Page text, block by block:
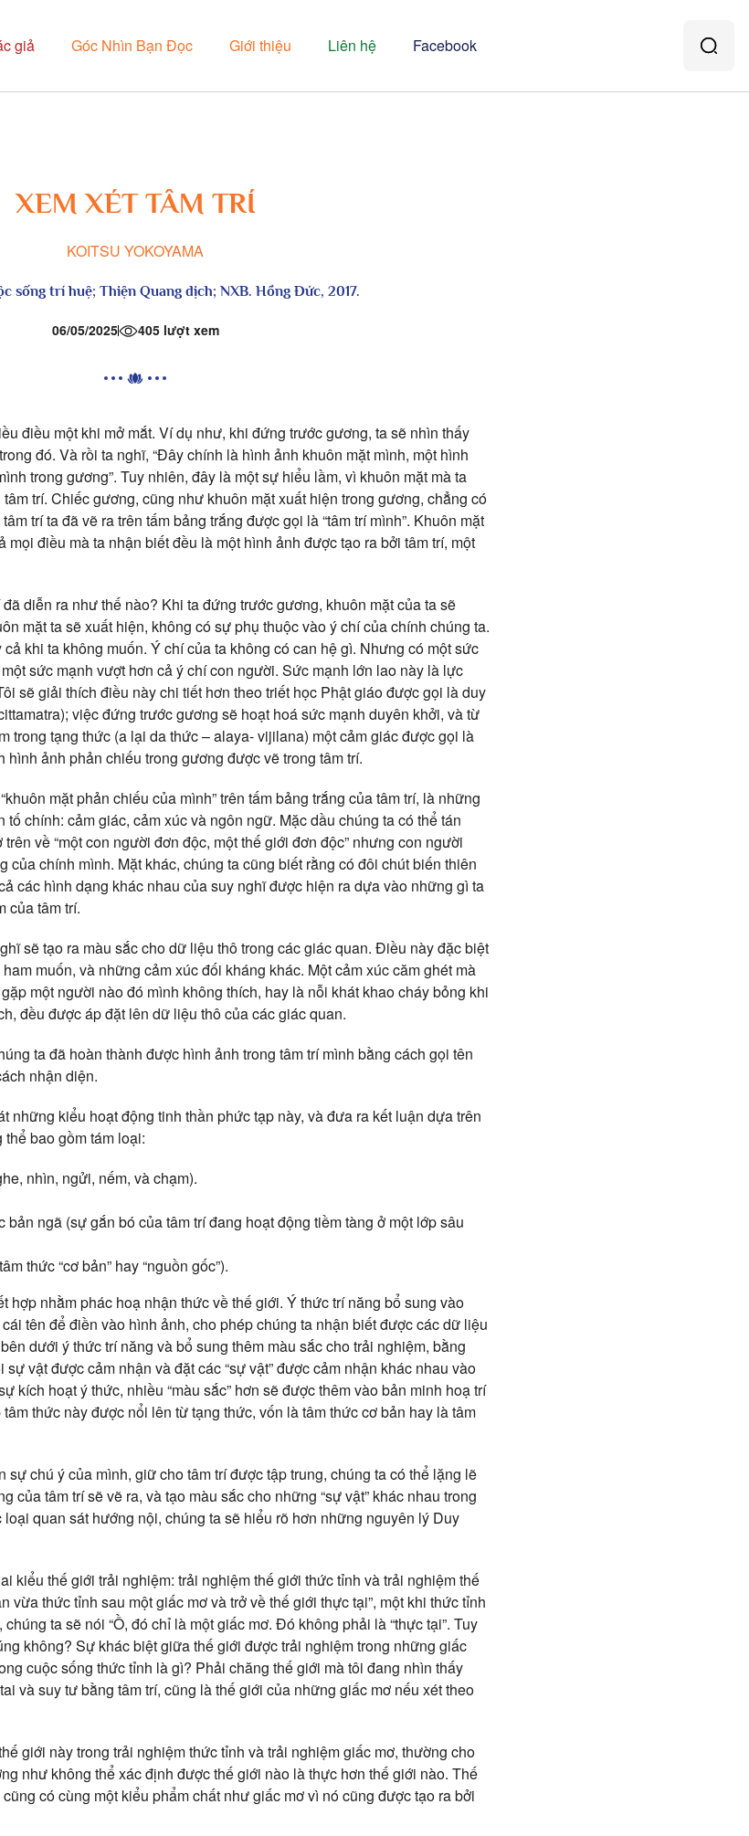
giả Góc Nhìn Bạn Đọc Giới thiệu Liên hệ Facebook
XEM XÉT TÂM TRÍ
KOITSU YOKOYAMA
sống trí huệ; Thiện Quang dịch; NXB. Hồng Đức, 2017.
06/05/2025 405 lượt xem
điều một khi mở mắt. Ví dụ như, khi đứng trước gương, ta sẽ nhìn thấy
đó. Và rồi ta nghĩ, “Đây chính là hình ảnh khuôn mặt mình, một hình
trong gương”. Tuy nhiên, đây là một sự hiểu lầm, vì khuôn mặt mà ta
tâm trí. Chiếc gương, cũng như khuôn mặt xuất hiện trong gương, chẳng có
trí ta đã vẽ ra trên tấm bảng trắng được gọi là “tâm trí mình”. Khuôn mặt
mọi điều mà ta nhận biết đều là một hình ảnh được tạo ra bởi tâm trí, một
diễn ra như thế nào? Khi ta đứng trước gương, khuôn mặt của ta sẽ
mặt ta sẽ xuất hiện, không có sự phụ thuộc vào ý chí củachính chúng ta.
khi ta không muốn. Ý chí của ta không có can hệ gì. Nhưng có một sức
sức mạnh vượt hơn cả ý chí con người. Sức mạnh lớn lao này là lực
sẽ giải thích điều này chi tiết hơn theo triết học Phật giáo được gọi là duy
việc đứng trước gương sẽ hoạt hoá sức mạnh duyên khởi, và từ
trong tạng thức (a lại da thức – alaya- vijilana) một cảm giác được gọi là
ảnh phản chiếu trong gương được vẽ trong tâm trí.
mặt phản chiếu của mình” trên tấm bảng trắng của tâm trí, là những
chính: cảm giác, cảm xúc và ngôn ngữ. Mặc dầu chúng ta có thể tán
về “một con người đơn độc, một thế giới đơn độc” nhưng con người
của chính mình. Mặt khác, chúng ta cũng biết rằng có đôi chút biến thiên
các hình dạng khác nhau của suy nghĩ được hiện ra dựa vào những gì ta
của tâm trí.
sẽ tạo ra màu sắc cho dữ liệu thô trong các giác quan. Điều này đặc biệt
muốn, và những cảm xúc đối kháng khác. Một cảm xúc căm ghét mà
một người nào đó mình không thích, hay là nỗi khát khao cháy bỏng khi
đều được áp đặt lên dữ liệu thô của các giác quan.
ta đã hoàn thành được hình ảnh trong tâm trí mình bằng cách gọi tên
nhận diện.
những kiểu hoạt động tinh thần phức tạp này, và đưa ra kết luận dựa trên
bao gồm tám loại:
nhìn, ngửi, nếm, và chạm).
ngã (sự gắn bó của tâm trí đang hoạt động tiềm tàng ở một lớp sâu
thức “cơ bản” hay “nguồn gốc”).
hợp nhằm phác hoạ nhận thức về thế giới. Ý thức trí năng bổ sung vào
tên để điền vào hình ảnh, cho phép chúng ta nhận biết được các dữ liệu
dưới ý thức trí năng và bổ sung thêm màu sắc cho trải nghiệm, bằng
sự vật được cảm nhận và đặt các “sự vật” được cảm nhận khác nhau vào
kích hoạt ý thức, nhiều “màu sắc” hơn sẽ được thêm vào bản minh hoạ trí
tâm thức này được nổi lên từ tạng thức, vốn là tâm thức cơ bản hay là tâm
sự chú ý của mình, giữ cho tâm trí được tập trung, chúng ta có thể lặng lẽ
của tâm trí sẽ vẽ ra, và tạo màu sắc cho những “sự vật” khác nhau trong
quan sát hướng nội, chúng ta sẽ hiểu rõ hơn những nguyên lý Duy
kiểu thế giới trải nghiệm: trải nghiệm thế giới thức tỉnh và trải nghiệm thế
vừa thức tỉnh sau một giấc mơ và trở về thế giới thực tại”, một khi thức tỉnh
ta sẽ nói “Ồ, đó chỉ là một giấc mơ. Đó không phải là “thực tại”. Tuy
không? Sự khác biệt giữa thế giới được trải nghiệm trong những giấc
cuộc sống thức tỉnh là gì? Phải chăng thế giới mà tôi đang nhìn thấy
và suy tư bằng tâm trí, cũng là thế giới của những giấc mơ nếu xét theo
giới này trong trải nghiệm thức tỉnh và trải nghiệm giấc mơ, thường cho
như không thể xác định được thế giới nào là thực hơn thế giới nào. Thế
có cùng một kiểu phẩm chất như giấc mơ vì nó cũng được tạo ra bởi